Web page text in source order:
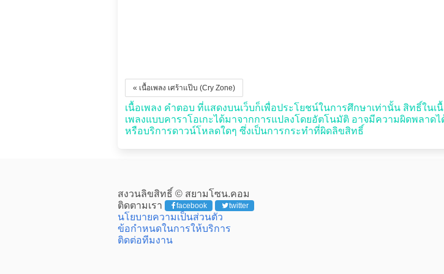
« เนื้อเพลง เศร้าแป๊บ (Cry Zone)
เนื้อเพลง คำตอบ ที่แสดงบนเว็บก็เพื่อประโยชน์ในการศึกษาเท่านั้น สิทธิ์ในเ
เพลงแบบคาราโอเกะได้มาจากการแปลงโดยอัตโนมัติ อาจมีความผิดพลาด
หรือบริการดาวน์โหลดใดๆ ซึ่งเป็นการกระทำที่ผิดลิขสิทธิ์
สงวนลิขสิทธิ์ © สยามโซน.คอม
ติดตามเรา
facebook twitter
นโยบายความเป็นส่วนตัว
ข้อกำหนดในการให้บริการ
ติดต่อทีมงาน